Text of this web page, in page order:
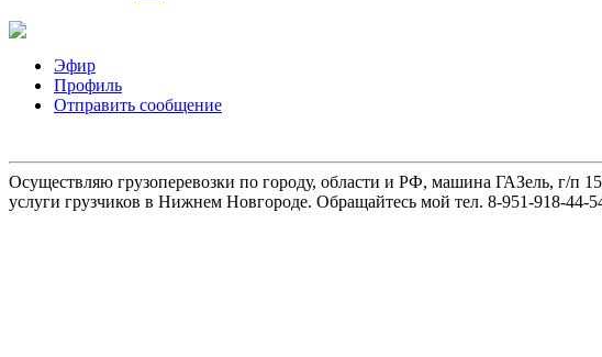
Эфир
Профиль
Отправить сообщение
Осуществляю грузоперевозки по городу, области и РФ, машина ГАЗель, г/п
услуги грузчиков в Нижнем Новгороде. Обращайтесь мой тел. 8-951-918-44-